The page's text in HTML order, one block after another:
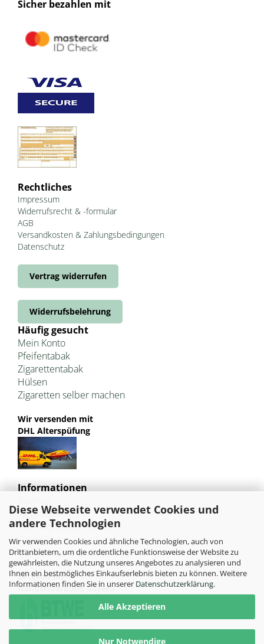
Diese Webseite verwendet Cookies und
andere Technologien
Wir verwenden Cookies und ähnliche Technologien, auch von
Drittanbietern, um die ordentliche Funktionsweise der Website zu
gewährleisten, die Nutzung unseres Angebotes zu analysieren und
Ihnen ein bestmögliches Einkaufserlebnis bieten zu können. Weitere
Informationen finden Sie in unserer Datenschutzerklärung.
Alle Akzeptieren
Nur Notwendige
Sicher bezahlen mit
Rechtliches
Impressum
Widerrufsrecht & -formular
AGB
Versandkosten & Zahlungsbedingungen
Datenschutz
Vertrag widerrufen
Widerrufsbelehrung
Häufig gesucht
Mein Konto
Pfeifentabak
Zigarettentabak
Hülsen
Zigaretten selber machen
Wir versenden mit
DHL Alterspüfung
Informationen
Jugendschutz
Bild und Markenrechte
Tabak Pedia
Weiterleitung von HU-Tobacco
Mitglied im
Handelsverband Bayern